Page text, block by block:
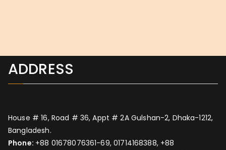
ADDRESS
House # 16, Road # 36, Appt # 2A Gulshan-2, Dhaka-1212,
Bangladesh.
Phone: +88 01678076361-69, 01714168388, +88